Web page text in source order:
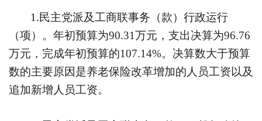
1.民主党派及工商联事务（款）行政运行
（项）。年初预算为90.31万元，支出决算为96.76
万元，完成年初预算的107.14%。决算数大于预算
数的主要原因是养老保险改革增加的人员工资以及
追加新增人员工资。